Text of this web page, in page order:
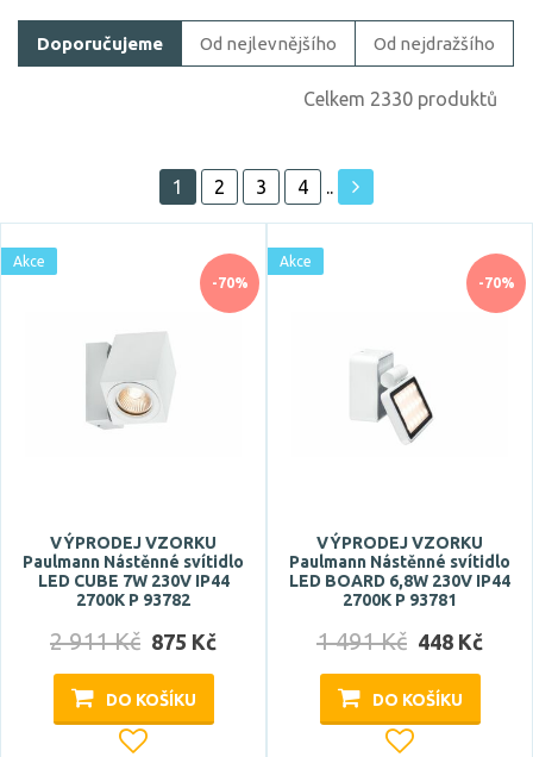
Cena
Skladem
Vystaveno na showroomu
Značka
ASTRO
Azzardo
Doporučujeme Od nejlevnějšího Od nejdražšího
Celkem 2330 produktů
1 2 3 4 ..
-70%
Akce
VÝPRODEJ VZORKU
Paulmann Nástěnné svítidlo
LED CUBE 7W 230V IP44
2700K P 93782
2 911 Kč 875 Kč
DO KOŠÍKU
-70%
Akce
VÝPRODEJ VZORKU
Paulmann Nástěnné svítidlo
LED BOARD 6,8W 230V IP44
2700K P 93781
1 491 Kč 448 Kč
DO KOŠÍKU